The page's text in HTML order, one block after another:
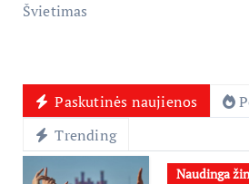
Švietimas
Paskutinės naujienos
Trending
Naudinga